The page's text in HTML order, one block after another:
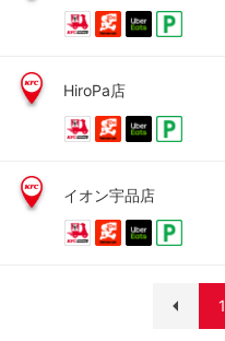
HiroPa店
イオン宇品店
1